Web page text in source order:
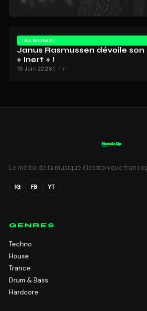
ALBUMS
Janus Rasmussen dévoile
« Inert » !
19 Juin 20263 min
Le média de la musique électronique
IG FB YT
GENRES
Techno
House
Trance
Drum & Bass
Hardcore